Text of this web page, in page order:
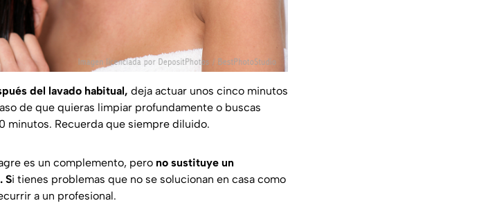
del lavado habitual, deja actuar unos cinco minutos
de que quieras limpiar profundamente o buscas
minutos. Recuerda que siempre diluido.
es un complemento, pero no sustituye un
Si tienes problemas que no se solucionan en casa como
a un profesional.